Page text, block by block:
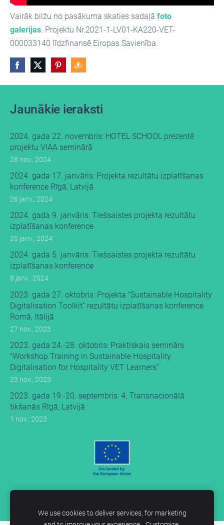
Jaunākie ieraksti
2024. gada 22. novembris: HOTEL SCHOOL prezentē
projektu VIAA seminārā
28 nov., 2024
2024. gada 17. janvāris: Projekta rezultātu izplatīšanas
konference Rīgā, Latvijā
26 janv., 2024
2024. gada 9. janvāris: Tiešsaistes projekta rezultātu
izplatīšanas konference
25 janv., 2024
2024. gada 5. janvāris: Tiešsaistes projekta rezultātu
izplatīšanas konference
8 janv., 2024
2023. gada 27. oktobris: Projekta “Sustainable Hospitality
Digitalisation Toolkit” rezultātu izplatīšanas konference
Romā, Itālijā
27 nov., 2023
2023. gada 24.-28. oktobris: Praktiskais seminārs
“Workshop Training in Sustainable Hospitality
Digitalisation for Hospitality VET Learners”
23 nov., 2023
2023. gada 19.-20. septembris: 4. Transnacionālā
tikšanās Rīgā, Latvijā
1 nov., 2023
Vairāk bilžu no pasākuma skaties sadaļā foto
galerijas. Projektu Nr.2021-1-LV01-KA220-VET-
000033140 līdzfinansē Eiropas Savienība.
We use cookies to deliver services, for marketing